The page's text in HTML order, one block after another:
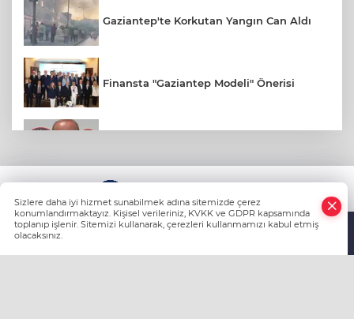
Gaziantep'te Korkutan Yangın Can Aldı
Finansta "Gaziantep Modeli" Önerisi
Tarafından Gaziantepli Çiftçilerimiz İçin
132 Milyon Liralık Acil Destek Ödeneği
Tahsis Edildi
Sizlere daha iyi hizmet sunabilmek adına sitemizde çerez
konumlandırmaktayız. Kişisel verileriniz, KVKK ve GDPR kapsamında
toplanıp işlenir. Sitemizi kullanarak, çerezleri kullanmamızı kabul etmiş
olacaksınız.